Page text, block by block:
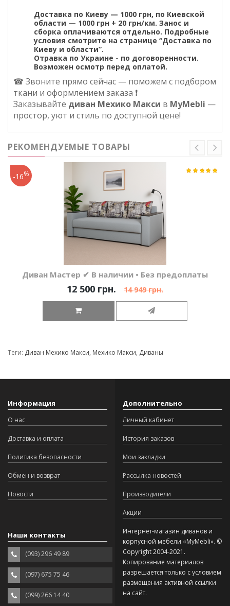
Доставка по Киеву — 1000 грн, по Киевской
области — 1000 грн + 20 грн/км. Занос и
сборка оплачиваются отдельно. Подробные
условия смотрите на странице “Доставка по
Киеву и области”.
Отравка по Украине - по договоренности.
Возможен осмотр перед оплатой.
☎ Звоните прямо сейчас — поможем с подбором
ткани и оформлением заказа ❗
Заказывайте диван Мехико Макси в MyMebli —
простор, уют и стиль по доступной цене!
РЕКОМЕНДУЕМЫЕ ТОВАРЫ
Диван Мастер ✔ В наличии • Без предоплаты
12 500 грн. 14 949 грн.
-16%
Теги: Диван Мехико Макси, Мехико Макси, Диваны
Информация
О нас
Доставка и оплата
Политика безопасности
Обмен и возврат
Новости
Дополнительно
Личный кабинет
История заказов
Мои закладки
Рассылка новостей
Производители
Акции
Наши контакты
(093) 296 49 89
(097) 675 75 46
(099) 266 14 40
Интернет-магазин диванов и
корпусной мебели «MyMebli». ©
Copyright 2004-2021.
Копирование материалов
разрешается только с условием
размещения активной ссылки
на сайт.